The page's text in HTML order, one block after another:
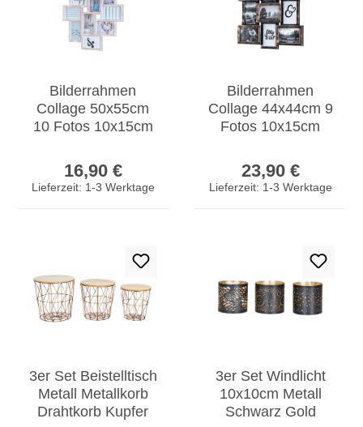
Bilderrahmen
Collage 50x55cm
10 Fotos 10x15cm
Gewischt Vintage
16,90 €
Lieferzeit: 1-3 Werktage
Bilderrahmen
Collage 44x44cm 9
Fotos 10x15cm
Industrial Glas
23,90 €
Lieferzeit: 1-3 Werktage
3er Set Beistelltisch
Metall Metallkorb
Drahtkorb Kupfer
3er Set Windlicht
10x10cm Metall
Schwarz Gold